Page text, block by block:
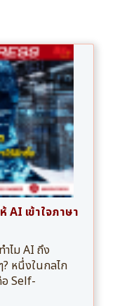
เข้าใจภาษา
ไม AI ถึง
? หนึ่งในกลไก
Self-